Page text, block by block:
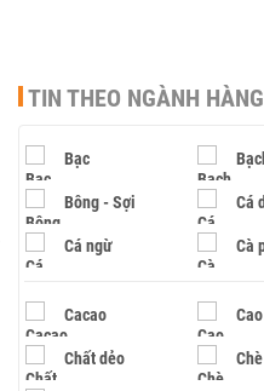
TIN THEO NGÀNH HÀNG
Bạc
Bông - Sợi Cá
Cá ngừ Cà
Cacao
Chất dẻo Chè